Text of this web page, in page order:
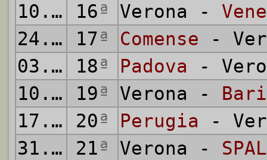
10.02.1935
16ª Verona -
24.02.1935
17ª Comense -
03.03.1935
18ª Padova -
10.03.1935
19ª Verona - Bari
17.03.1935
20ª Perugia -
31.03.1935
21ª Verona - SPAL